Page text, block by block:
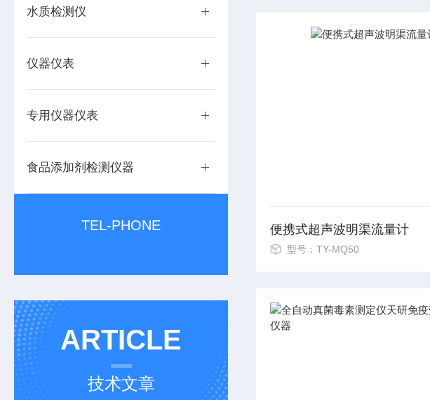
水质检测仪
仪器仪表
专用仪器仪表
食品添加剂检测仪器
TEL-PHONE
ARTICLE
技术文章
便携式超声波明渠流量计
型号：TY-MQ50